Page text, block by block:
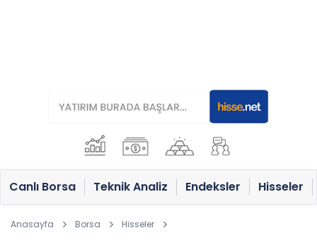
Canlı Borsa Teknik Analiz Endeksler Hisseler
Anasayfa Borsa Hisseler